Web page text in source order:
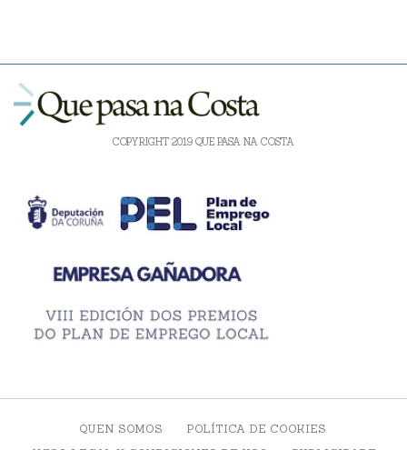
COPYRIGHT 2019 QUE PASA NA COSTA
QUEN SOMOS
POLÍTICA DE COOKIES